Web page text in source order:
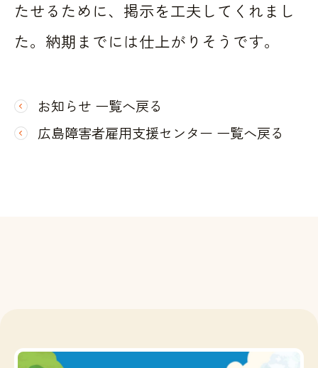
たせるために、掲示を工夫してくれまし
た。納期までには仕上がりそうです。
お知らせ 一覧へ戻る
広島障害者雇用支援センター 一覧へ戻る